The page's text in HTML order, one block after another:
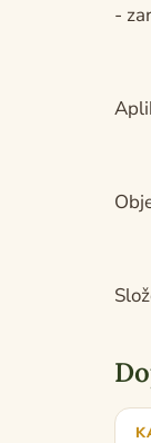
-